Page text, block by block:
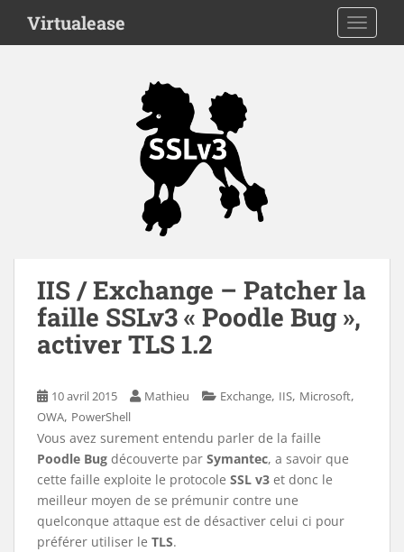
i
Virtualease
IIS / Exchange – Patcher la
faille SSLv3 « Poodle Bug »,
activer TLS 1.2
10 avril 2015 Mathieu Exchange, IIS, Microsoft,
OWA, PowerShell
Vous avez surement entendu parler de la faille
Poodle Bug découverte par Symantec, a savoir que
cette faille exploite le protocole SSL v3 et donc le
meilleur moyen de se prémunir contre une
quelconque attaque est de désactiver celui ci pour
préférer utiliser le TLS.